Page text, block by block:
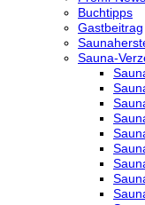
Buchtipps
Gastbeitrag
Sauna-